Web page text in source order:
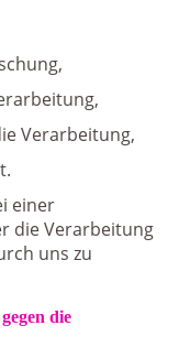
Verarbeitung,
einer
die Verarbeitung
uns zu
die